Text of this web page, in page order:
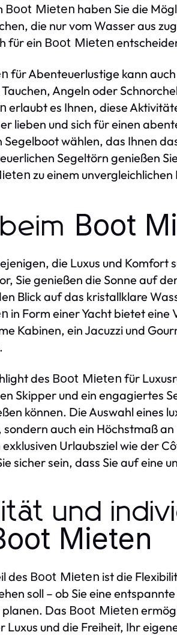
Boot Mieten haben Sie die
die nur vom Wasser aus
für ein Boot Mieten
für Abenteuerlustige kann
Angeln oder
erlaubt es Ihnen, diese
lieben und sich für einen
Segelboot wählen, das Ihnen
Segeltörn genießen
zu einem
Boot
die Luxus und Komfort
Sie genießen die Sonne auf
Blick auf das kristallklare
in Form einer Yacht bietet eine
Kabinen, ein Jacuzzi und
des Boot Mieten für
Skipper und ein engagiertes
können. Die Auswahl eines
sondern auch ein Höchstmaß
exklusiven Urlaubsziel wie der
sicher sein, dass Sie auf eine
und
Mieten
des Boot Mieten ist die
soll – ob Sie eine
Das Boot Mieten
Luxus und die Freiheit, Ihr